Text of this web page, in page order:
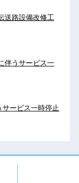
送路設備改修工
伴うサービス一
ービス一時停止